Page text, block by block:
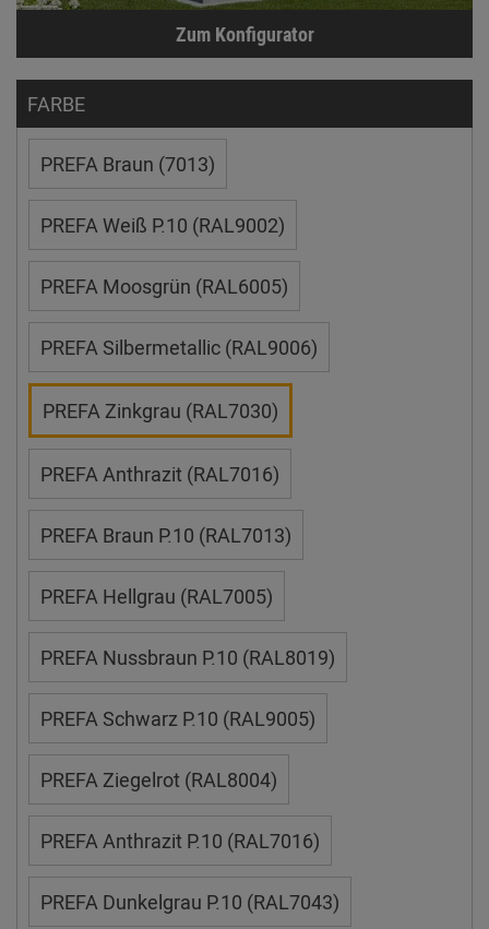
Zum Konfigurator
FARBE
PREFA Braun (7013)
PREFA Weiß P.10 (RAL9002)
PREFA Moosgrün (RAL6005)
PREFA Silbermetallic (RAL9006)
PREFA Zinkgrau (RAL7030)
PREFA Anthrazit (RAL7016)
PREFA Braun P.10 (RAL7013)
PREFA Hellgrau (RAL7005)
PREFA Nussbraun P.10 (RAL8019)
PREFA Schwarz P.10 (RAL9005)
PREFA Ziegelrot (RAL8004)
PREFA Anthrazit P.10 (RAL7016)
PREFA Dunkelgrau P.10 (RAL7043)